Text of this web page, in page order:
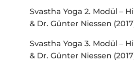
Svastha Yoga 2. Modül –
& Dr. Günter Niessen
Svastha Yoga 3. Modül –
& Dr. Günter Niessen